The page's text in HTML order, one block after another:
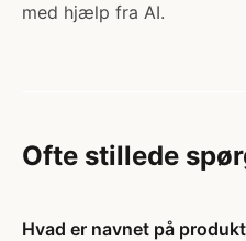
med hjælp fra AI.
Ofte stillede
Hvad er navnet på